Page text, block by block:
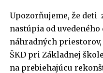
Upozorňujeme, že deti
nastúpia od
náhradných priestorov,
ŠKD pri Základnej
na prebiehajúcu